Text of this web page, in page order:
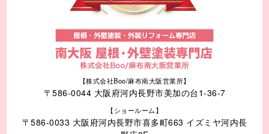
【株式会社Boo/麻布南大阪営業所】
〒586-0044 大阪府河内長野市美加の台1-36-7
【ショールーム】
〒586-0033 大阪府河内長野市喜多町663 イズミヤ河内長